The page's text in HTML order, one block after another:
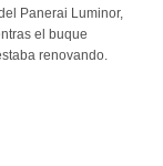
Panerai Luminor,
el buque
renovando.